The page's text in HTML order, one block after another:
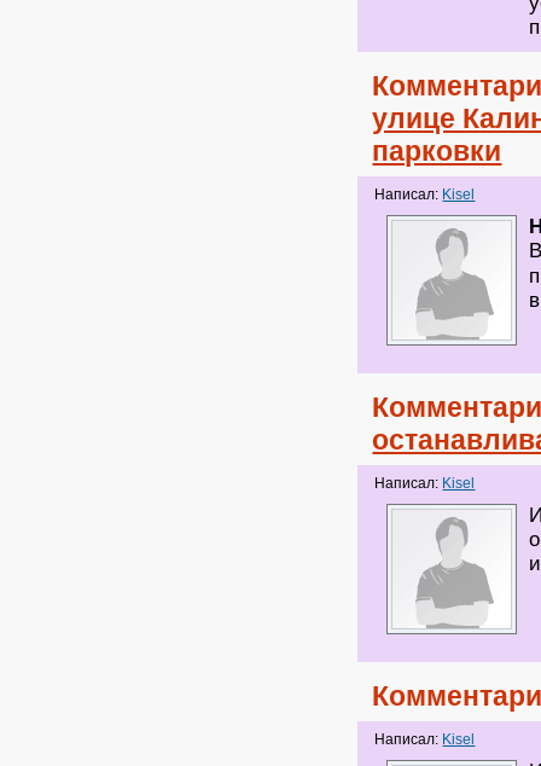
улице
парковки
Написал: Kisel
Написал: Kisel
Написал: Kisel